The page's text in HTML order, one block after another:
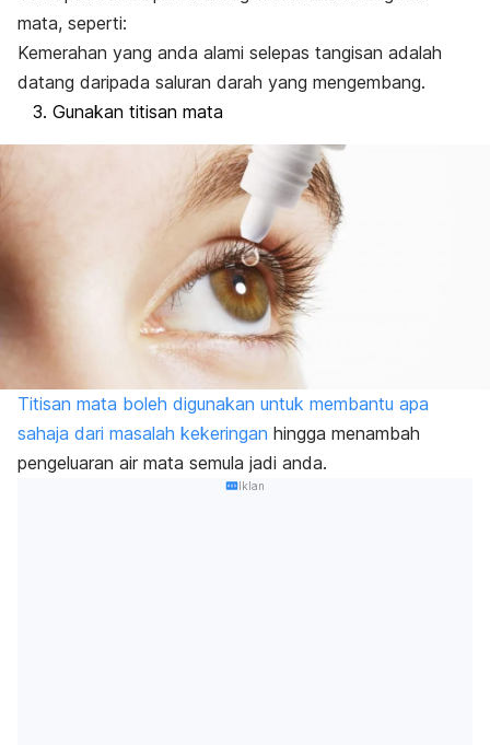
mata, seperti:
Kemerahan yang anda alami selepas tangisan adalah
datang daripada saluran darah yang mengembang.
Gunakan titisan mata
Titisan mata boleh digunakan untuk membantu apa
sahaja dari masalah kekeringan hingga menambah
pengeluaran air mata semula jadi anda.
Iklan